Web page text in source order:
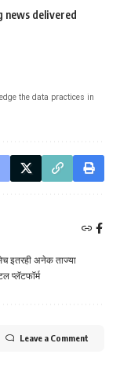
news delivered
the data practices in
इतरही अनेक ताज्या
प्लॅटफॉर्म
Leave a Comment